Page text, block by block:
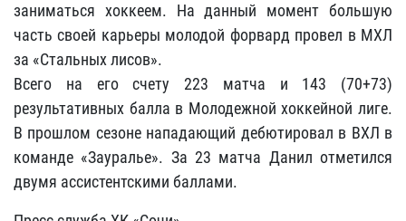
заниматься хоккеем. На данный момент большую
часть своей карьеры молодой форвард провел в МХЛ
за «Стальных лисов».
Всего на его счету 223 матча и 143 (70+73)
результативных балла в Молодежной хоккейной лиге.
В прошлом сезоне нападающий дебютировал в ВХЛ в
команде «Зауралье». За 23 матча Данил отметился
двумя ассистентскими баллами.